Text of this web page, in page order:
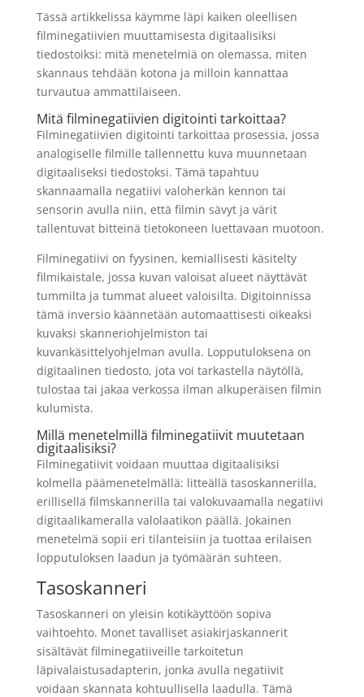
Tässä artikkelissa käymme läpi kaiken oleellisen
filminegatiivien muuttamisesta digitaalisiksi
tiedostoiksi: mitä menetelmiä on olemassa, miten
skannaus tehdään kotona ja milloin kannattaa
turvautua ammattilaiseen.
Mitä filminegatiivien digitointi tarkoittaa?
Filminegatiivien digitointi tarkoittaa prosessia, jossa
analogiselle filmille tallennettu kuva muunnetaan
digitaaliseksi tiedostoksi. Tämä tapahtuu
skannaamalla negatiivi valoherkän kennon tai
sensorin avulla niin, että filmin sävyt ja värit
tallentuvat bitteinä tietokoneen luettavaan muotoon.
Filminegatiivi on fyysinen, kemiallisesti käsitelty
filmikaistale, jossa kuvan valoisat alueet näyttävät
tummilta ja tummat alueet valoisilta. Digitoinnissa
tämä inversio käännetään automaattisesti oikeaksi
kuvaksi skanneriohjelmiston tai
kuvankäsittelyohjelman avulla. Lopputuloksena on
digitaalinen tiedosto, jota voi tarkastella näytöllä,
tulostaa tai jakaa verkossa ilman alkuperäisen filmin
kulumista.
Millä menetelmillä filminegatiivit muutetaan
digitaalisiksi?
Filminegatiivit voidaan muuttaa digitaalisiksi
kolmella päämenetelmällä: litteällä tasoskannerilla,
erillisellä filmskannerilla tai valokuvaamalla negatiivi
digitaalikameralla valolaatikon päällä. Jokainen
menetelmä sopii eri tilanteisiin ja tuottaa erilaisen
lopputuloksen laadun ja työmäärän suhteen.
Tasoskanneri
Tasoskanneri on yleisin kotikäyttöön sopiva
vaihtoehto. Monet tavalliset asiakirjaskannerit
sisältävät filminegatiiveille tarkoitetun
läpivalaistusadapterin, jonka avulla negatiivit
voidaan skannata kohtuullisella laadulla. Tämä